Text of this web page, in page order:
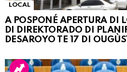
LOCAL
A POSPONÉ APERTURA DI
DI DIREKTORADO DI
DESAROYO TE 17 DI